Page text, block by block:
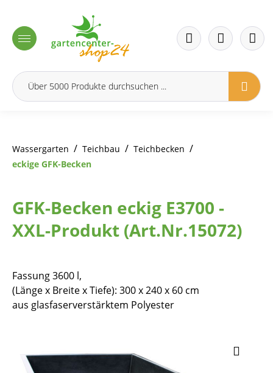
Wassergarten / Teichbau / Teichbecken /
eckige GFK-Becken
GFK-Becken eckig E3700 -
XXL-Produkt (Art.Nr.15072)
Fassung 3600 l,
(Länge x Breite x Tiefe): 300 x 240 x 60 cm
aus glasfaserverstärktem Polyester